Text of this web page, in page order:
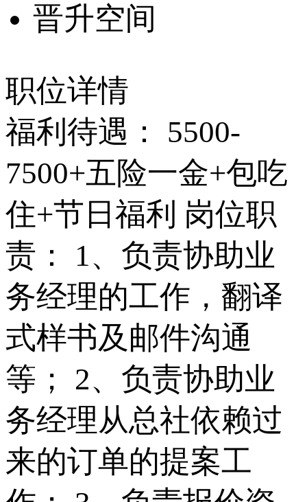
晋升空间
职位详情
福利待遇： 5500-
7500+五险一金+包吃
住+节日福利 岗位职
责： 1、负责协助业
务经理的工作，翻译
式样书及邮件沟通
等； 2、负责协助业
务经理从总社依赖过
来的订单的提案工